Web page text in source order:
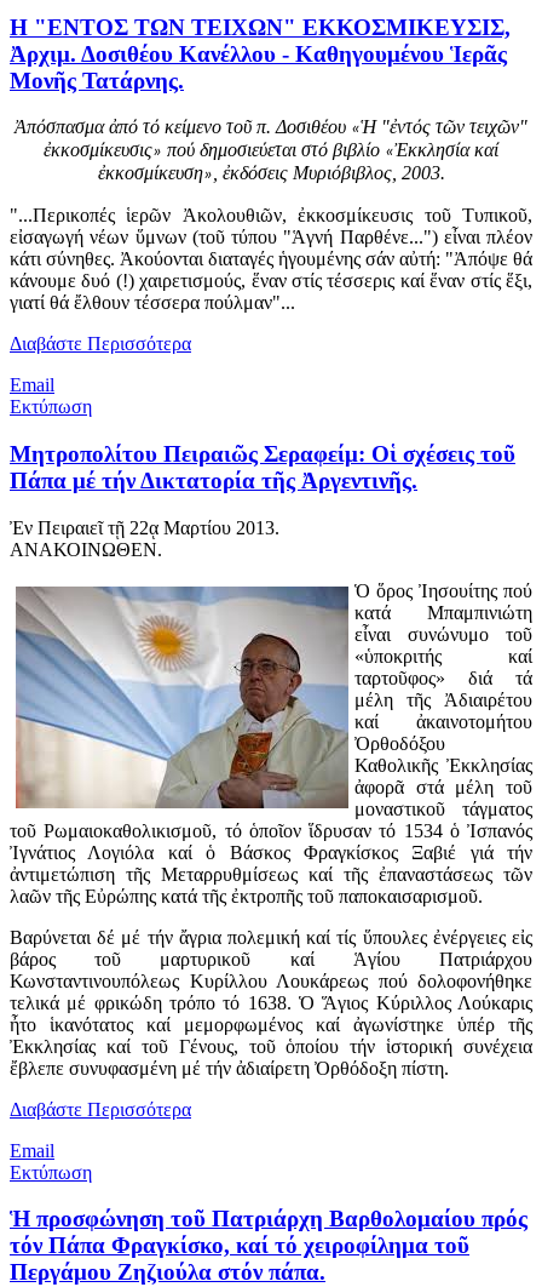
Η "ΕΝΤΟΣ ΤΩΝ ΤΕΙΧΩΝ" ΕΚΚΟΣΜΙΚΕΥΣΙΣ,
Ἀρχιμ. Δοσιθέου Κανέλλου - Καθηγουμένου Ἱερᾶς
Μονῆς Τατάρνης.
Ἀπόσπασμα ἀπό τό κείμενο τοῦ π. Δοσιθέου «Ἡ "ἐντός τῶν τειχῶν"
ἐκκοσμίκευσις» πού δημοσιεύεται στό βιβλίο «Ἐκκλησία καί
ἐκκοσμίκευση» , ἐκδόσεις Μυριόβιβλος, 2003.
"...Περικοπές ἱερῶν Ἀκολουθιῶν, ἐκκοσμίκευσις τοῦ Τυπικοῦ,
εἰσαγωγή νέων ὕμνων (τοῦ τύπου "Ἁγνή Παρθένε...") εἶναι πλέον
κάτι σύνηθες. Ἀκούονται διαταγές ἡγουμένης σάν αὐτή: "Ἀπόψε θά
κάνουμε δυό (!) χαιρετισμούς, ἕναν στίς τέσσερις καί ἕναν στίς ἕξι,
γιατί θά ἔλθουν τέσσερα πούλμαν"...
Διαβάστε Περισσότερα
Email
Εκτύπωση
Μητροπολίτου Πειραιῶς Σεραφείμ: Οἱ σχέσεις τοῦ
Πάπα μέ τήν Δικτατορία τῆς Ἀργεντινῆς.
Ἐν Πειραιεῖ τῇ 22ᾳ Μαρτίου 2013.
ΑΝΑΚΟΙΝΩΘΕΝ.
Ὁ ὅρος Ἰησουίτης πού
κατά Μπαμπινιώτη
εἶναι συνώνυμο τοῦ
«ὑποκριτής καί
ταρτοῦφος» διά τά
μέλη τῆς Ἀδιαιρέτου
καί ἀκαινοτομήτου
Ὀρθοδόξου
Καθολικῆς Ἐκκλησίας
ἀφορᾶ στά μέλη τοῦ
μοναστικοῦ τάγματος
τοῦ Ρωμαιοκαθολικισμοῦ, τό ὁποῖον ἵδρυσαν τό 1534 ὁ Ἰσπανός
Ἰγνάτιος Λογιόλα καί ὁ Βάσκος Φραγκίσκος Ξαβιέ γιά τήν
ἀντιμετώπιση τῆς Μεταρρυθμίσεως καί τῆς ἐπαναστάσεως τῶν
λαῶν τῆς Εὐρώπης κατά τῆς ἐκτροπῆς τοῦ παποκαισαρισμοῦ.
Βαρύνεται δέ μέ τήν ἄγρια πολεμική καί τίς ὕπουλες ἐνέργειες εἰς
βάρος τοῦ μαρτυρικοῦ καί Ἁγίου Πατριάρχου
Κωνσταντινουπόλεως Κυρίλλου Λουκάρεως πού δολοφονήθηκε
τελικά μέ φρικώδη τρόπο τό 1638. Ὁ Ἅγιος Κύριλλος Λούκαρις
ἦτο ἱκανότατος καί μεμορφωμένος καί ἀγωνίστηκε ὑπέρ τῆς
Ἐκκλησίας καί τοῦ Γένους, τοῦ ὁποίου τήν ἱστορική συνέχεια
ἔβλεπε συνυφασμένη μέ τήν ἀδιαίρετη Ὀρθόδοξη πίστη.
Διαβάστε Περισσότερα
Email
Εκτύπωση
Ἡ προσφώνηση τοῦ Πατριάρχη Βαρθολομαίου πρός
τόν Πάπα Φραγκίσκο, καί τό χειροφίλημα τοῦ
Περγάμου Ζηζιούλα στόν πάπα.